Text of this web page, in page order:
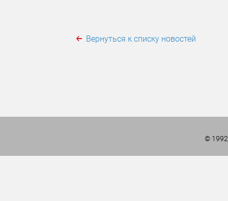
Вернуться к списку новостей
© 1992